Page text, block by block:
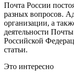
Почта России
разных вопросов.
организации, а
деятельности
Российской
статьи.
Это интересно